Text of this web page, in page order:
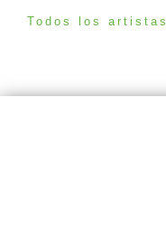
Todos los artistas